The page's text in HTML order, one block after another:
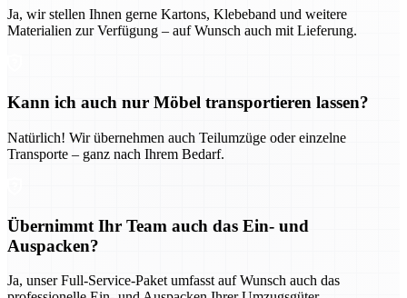
Ja, wir stellen Ihnen gerne Kartons, Klebeband und weitere
Materialien zur Verfügung – auf Wunsch auch mit Lieferung.
Kann ich auch nur Möbel transportieren lassen?
Natürlich! Wir übernehmen auch Teilumzüge oder einzelne
Transporte – ganz nach Ihrem Bedarf.
Übernimmt Ihr Team auch das Ein- und
Auspacken?
Ja, unser Full-Service-Paket umfasst auf Wunsch auch das